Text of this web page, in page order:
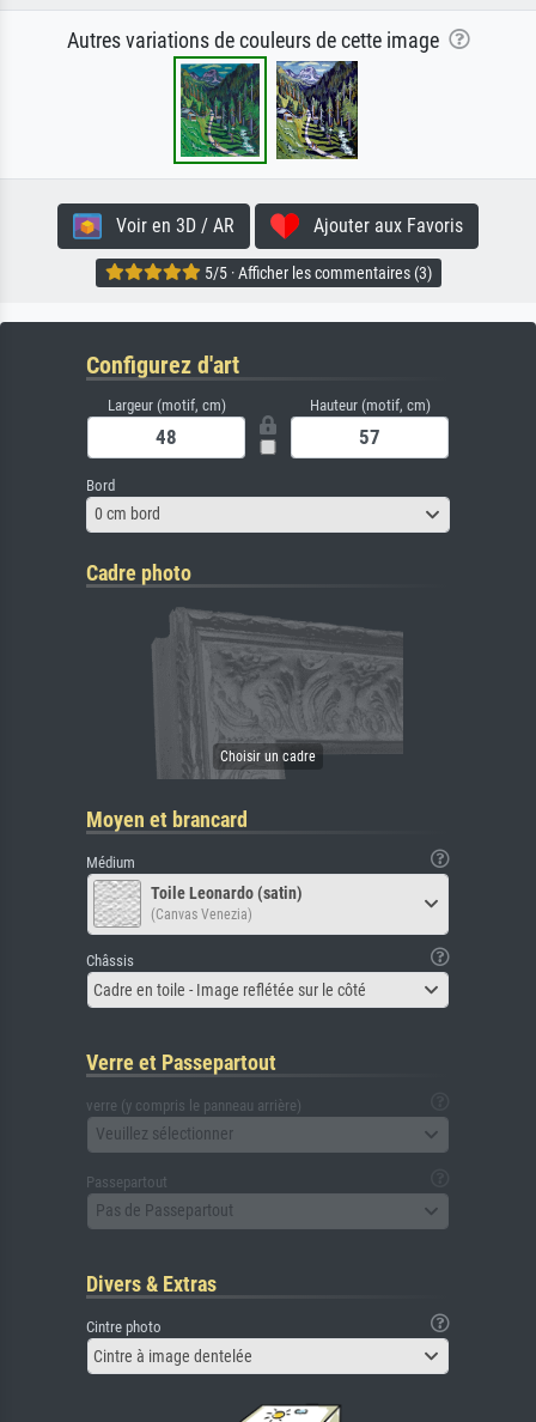
Autres variations de couleurs de cette image
Voir en 3D / AR Ajouter aux Favoris
5/5 · Afficher les commentaires (3)
Configurez d'art
Largeur (motif, cm) Hauteur (motif, cm)
Bord
0 cm bord
Cadre photo
Moyen et brancard
Médium
Toile Leonardo (satin)
(Canvas Venezia)
Châssis
Cadre en toile - Image reflétée sur le côté
Verre et Passepartout
verre (y compris le panneau arrière)
Veuillez sélectionner
Passepartout
Pas de Passepartout
Divers & Extras
Cintre photo
Cintre à image dentelée